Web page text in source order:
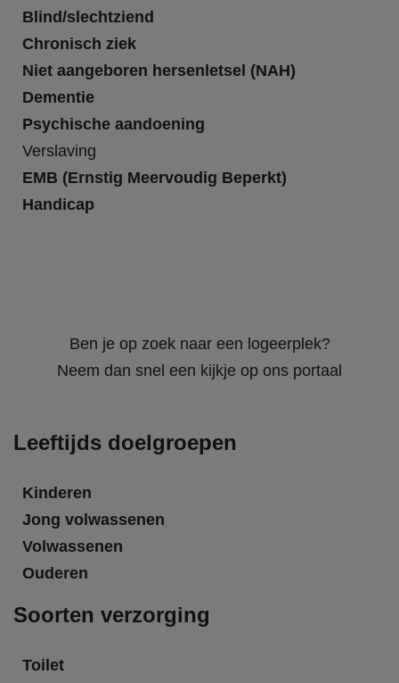
Blind/slechtziend
Chronisch ziek
Niet aangeboren hersenletsel (NAH)
Dementie
Psychische aandoening
Verslaving
EMB (Ernstig Meervoudig Beperkt)
Handicap
Ben je op zoek naar een logeerplek?
Neem dan snel een kijkje op ons portaal
Leeftijds doelgroepen
Kinderen
Jong volwassenen
Volwassenen
Ouderen
Soorten verzorging
Toilet